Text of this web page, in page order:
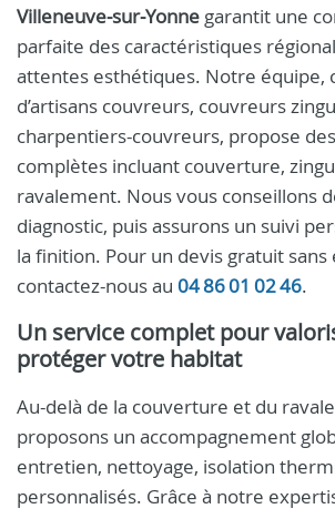
Villeneuve‑sur‑Yonne garantit une
parfaite des caractéristiques
attentes esthétiques. Notre équipe,
d’artisans couvreurs, couvreurs
charpentiers-couvreurs, propose
complètes incluant couverture,
ravalement. Nous vous conseillons
diagnostic, puis assurons un suivi
la finition. Pour un devis gratuit sans
contactez-nous au 04 86 01 02 46.
Un service complet pour
protéger votre habitat
Au-delà de la couverture et du
proposons un accompagnement
entretien, nettoyage, isolation
personnalisés. Grâce à notre